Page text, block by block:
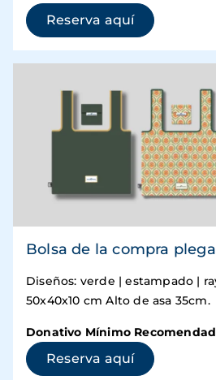
Reserva aquí(se abre en
Bolsa de la compra
Diseños: verde | estampado |
50x40x10 cm Alto de asa 35cm.
Donativo Mínimo
Reserva aquí(se abre en